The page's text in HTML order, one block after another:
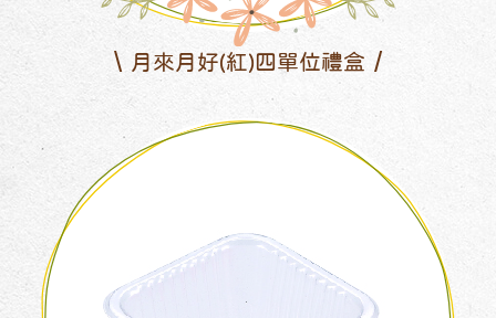
月來月好(紅)四單位禮盒